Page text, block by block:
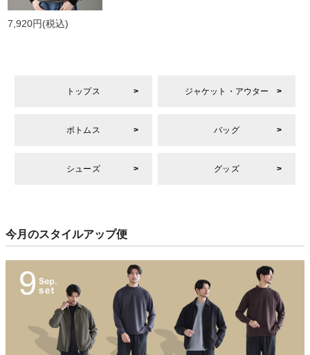
7,920円(税込)
トップス ジャケット・アウター
ボトムス バッグ
シューズ グッズ
今月のスタイルアップ便